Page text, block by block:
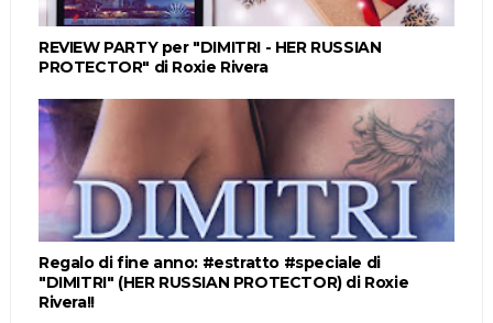
REVIEW PARTY per "DIMITRI - HER RUSSIAN
PROTECTOR" di Roxie Rivera
Regalo di fine anno: #estratto #speciale di
"DIMITRI" (HER RUSSIAN PROTECTOR) di Roxie
Rivera!!